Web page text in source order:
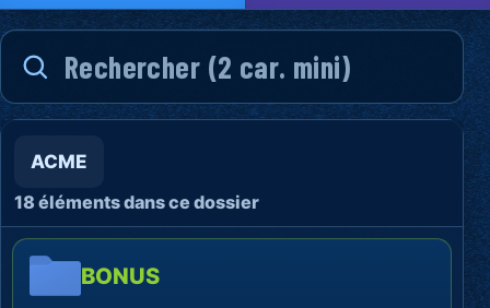
ACME
18 éléments dans ce dossier
BONUS